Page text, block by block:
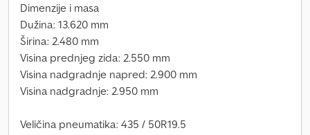
Dimenzije i masa
Dužina: 13.620 mm
Širina: 2.480 mm
Visina prednjeg zida: 2.550 mm
Visina nadgradnje napred: 2.900 mm
Visina nadgradnje: 2.950 mm
Veličina pneumatika: 435 / 50R19.5